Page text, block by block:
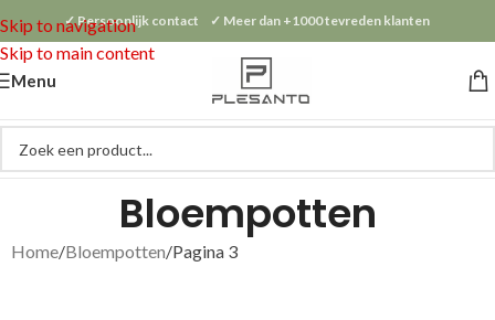
Skip to navigation
Skip to main content
✓ Persoonlijk contact ✓ Meer dan +1000 tevreden klanten
Menu
Bloempotten
Home Bloempotten Pagina 3